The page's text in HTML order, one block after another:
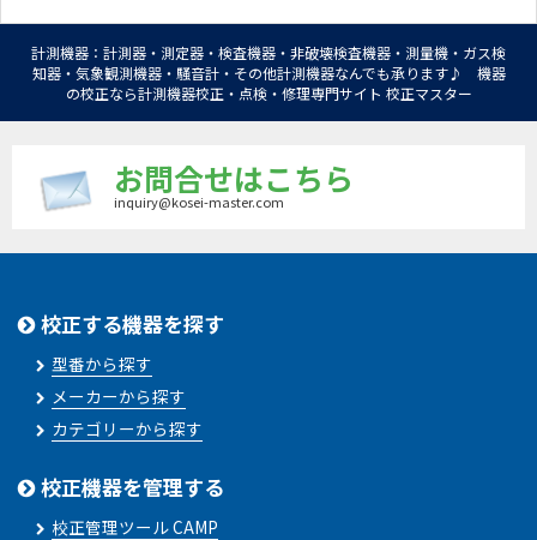
計測機器：計測器・測定器・検査機器・非破壊検査機器・測量機・ガス検
知器・気象観測機器・騒音計・その他計測機器なんでも承ります♪ 機器
の校正なら計測機器校正・点検・修理専門サイト 校正マスター
お問合せはこちら
inquiry@kosei-master.com
校正する機器を探す
型番から探す
メーカーから探す
カテゴリーから探す
校正機器を管理する
校正管理ツール CAMP